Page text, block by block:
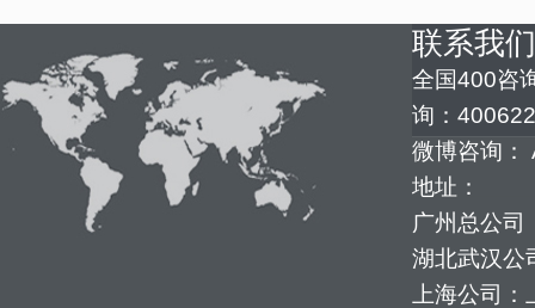
联系我们
全国400咨
询：
微博咨询：
地址：
广州总公
湖北武汉公
上海公司